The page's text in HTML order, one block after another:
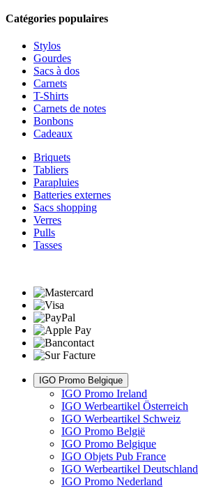
Catégories populaires
Stylos
Gourdes
Sacs à dos
Carnets
T-Shirts
Carnets de notes
Bonbons
Cadeaux
Briquets
Tabliers
Parapluies
Batteries externes
Sacs shopping
Verres
Pulls
Tasses
IGO Promo Belgique
IGO Promo Ireland
IGO Werbeartikel Österreich
IGO Werbeartikel Schweiz
IGO Promo België
IGO Promo Belgique
IGO Objets Pub France
IGO Werbeartikel Deutschland
IGO Promo Nederland